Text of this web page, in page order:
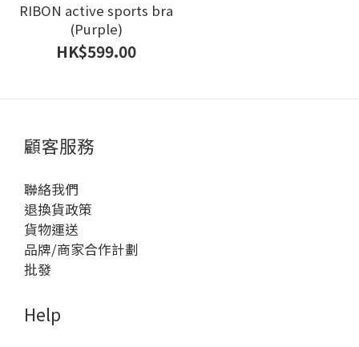
RIBON active sports bra
(Purple)
HK$599.00
顧客服務
聯絡我們
退換貨政策
貨物運送
品牌/商家合作計劃
批發
Help